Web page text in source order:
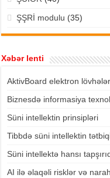
ŞŞRİ modulu (35)
Xəbər lenti
AktivBoard elektron
Biznesdə informasiya
Süni intellektin prinsipləri
Tibbdə süni intellektin
Süni intellektə hansı
AI ilə əlaqəli risklər və